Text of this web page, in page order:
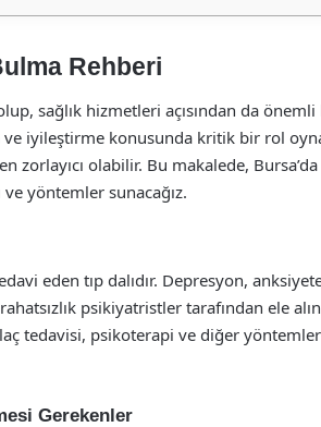
Rehberi
sağlık hizmetleri açısından da
iyileştirme konusunda kritik bir rol
olabilir. Bu makalede,
yöntemler sunacağız.
eden tıp dalıdır. Depresyon,
psikiyatristler tarafından ele
tedavisi, psikoterapi ve diğer
Gerekenler